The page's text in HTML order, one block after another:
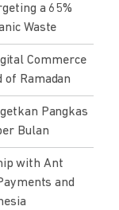
a 65%
Waste
Commerce
of Ramadan
Pangkas
Bulan
with Ant
and